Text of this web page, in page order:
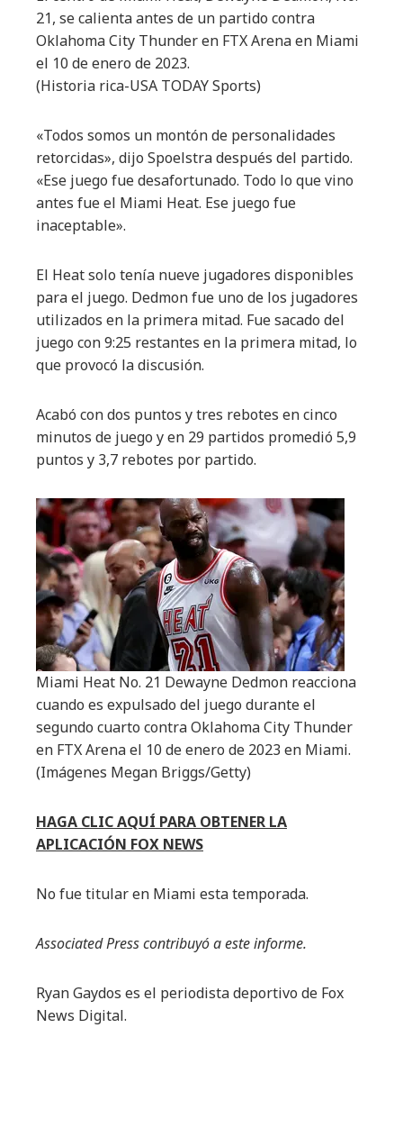
21, se calienta antes de un partido contra
Oklahoma City Thunder en FTX Arena en Miami
el 10 de enero de 2023.
(Historia rica-USA TODAY Sports)
«Todos somos un montón de personalidades
retorcidas», dijo Spoelstra después del partido.
«Ese juego fue desafortunado. Todo lo que vino
antes fue el Miami Heat. Ese juego fue
inaceptable».
El Heat solo tenía nueve jugadores disponibles
para el juego. Dedmon fue uno de los jugadores
utilizados en la primera mitad. Fue sacado del
juego con 9:25 restantes en la primera mitad, lo
que provocó la discusión.
Acabó con dos puntos y tres rebotes en cinco
minutos de juego y en 29 partidos promedió 5,9
puntos y 3,7 rebotes por partido.
Miami Heat No. 21 Dewayne Dedmon reacciona
cuando es expulsado del juego durante el
segundo cuarto contra Oklahoma City Thunder
en FTX Arena el 10 de enero de 2023 en Miami.
(Imágenes Megan Briggs/Getty)
HAGA CLIC AQUÍ PARA OBTENER LA
APLICACIÓN FOX NEWS
No fue titular en Miami esta temporada.
Associated Press contribuyó a este informe.
Ryan Gaydos es el periodista deportivo de Fox
News Digital.